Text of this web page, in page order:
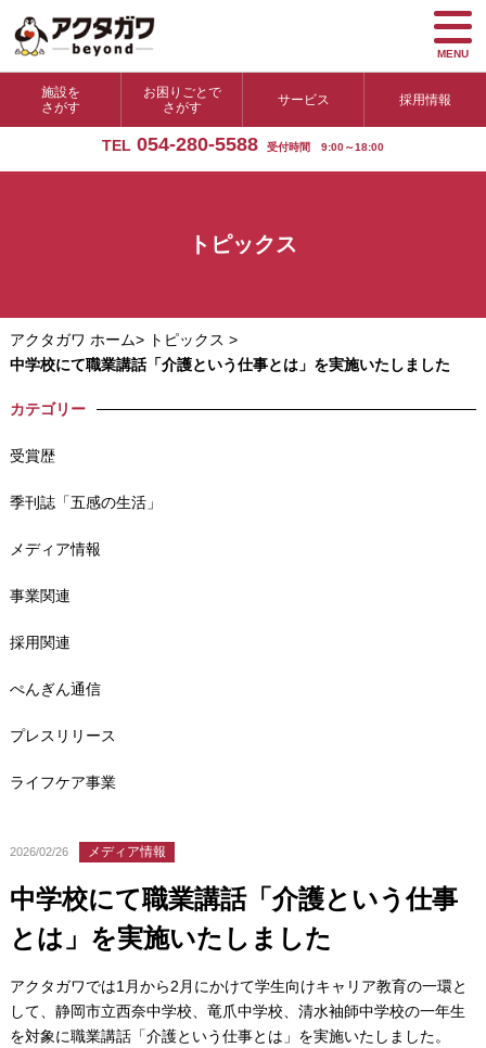
施設を
さがす
お困りごとで
さがす
サービス 採用情報
TEL 054-280-5588 受付時間 9:00～18:00
MENU
トピックス
アクタガワ ホーム> トピックス >
中学校にて職業講話「介護という仕事とは」を実施いたしました
カテゴリー
受賞歴
季刊誌「五感の生活」
メディア情報
事業関連
採用関連
ぺんぎん通信
プレスリリース
ライフケア事業
2026/02/26 メディア情報
中学校にて職業講話「介護という仕事
とは」を実施いたしました
アクタガワでは1月から2月にかけて学生向けキャリア教育の一環と
して、静岡市立西奈中学校、竜爪中学校、清水袖師中学校の一年生
を対象に職業講話「介護という仕事とは」を実施いたしました。